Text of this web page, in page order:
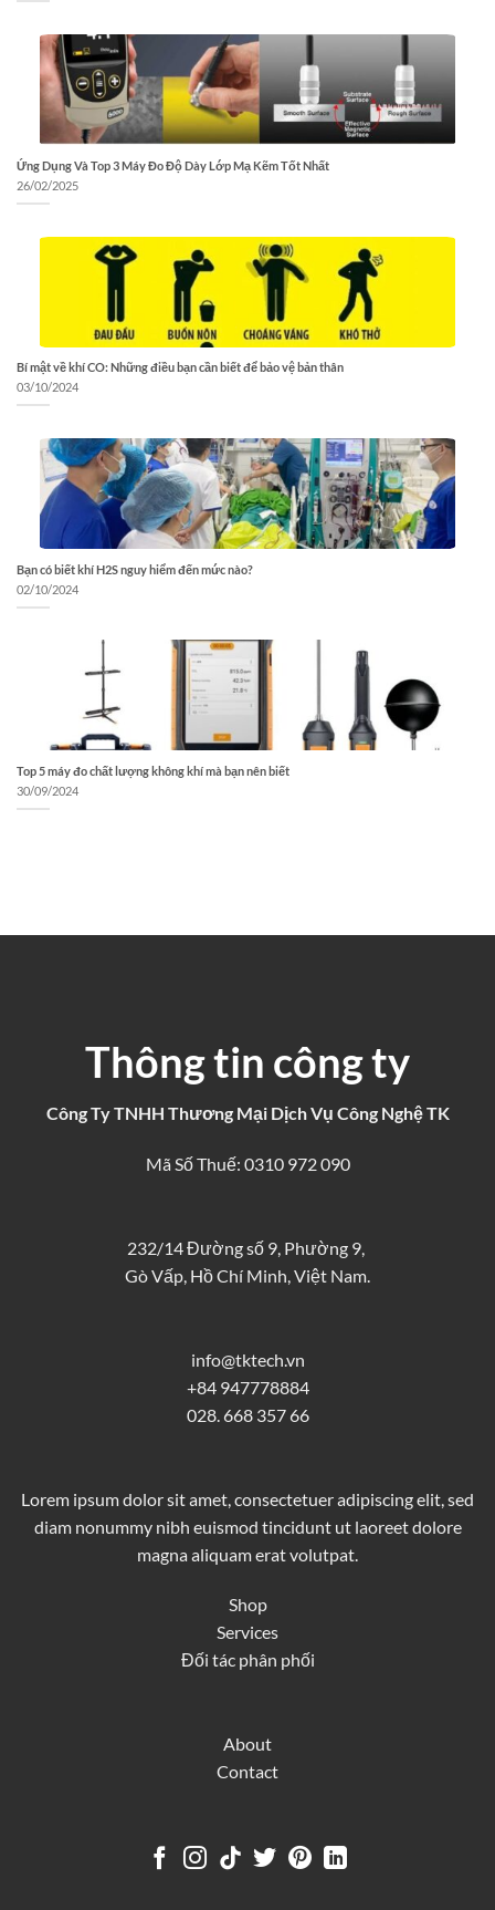
Ứng Dụng Và Top 3 Máy Đo Độ Dày Lớp Mạ Kẽm Tốt Nhất
26/02/2025
Bí mật về khí CO: Những điều bạn cần biết để bảo vệ bản thân
03/10/2024
Bạn có biết khí H2S nguy hiểm đến mức nào?
02/10/2024
Top 5 máy đo chất lượng không khí mà bạn nên biết
30/09/2024
Thông tin công ty
Công Ty TNHH Thương Mại Dịch Vụ Công Nghệ TK
Mã Số Thuế: 0310 972 090
232/14 Đường số 9, Phường 9,
Gò Vấp, Hồ Chí Minh, Việt Nam.
info@tktech.vn
+84 947778884
028. 668 357 66
Lorem ipsum dolor sit amet, consectetuer adipiscing elit, sed
diam nonummy nibh euismod tincidunt ut laoreet dolore
magna aliquam erat volutpat.
Shop
Services
Đối tác phân phối
About
Contact